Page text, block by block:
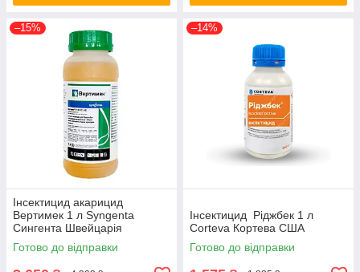
–15%
Інсектицид акарицид
Вертимек 1 л Syngenta
Сингента Швейцарія
Готово до відправки
–14%
Інсектицид Ріджбек 1 л
Corteva Кортева США
Готово до відправки